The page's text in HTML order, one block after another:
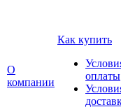
О
компании
Как купить
оплаты